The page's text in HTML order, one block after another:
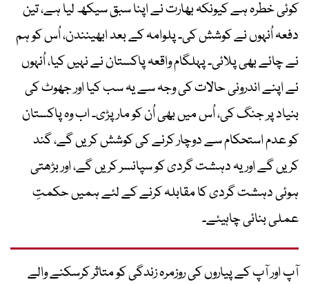
کوئی خطرہ ہے کیونکہ بھارت نے اپنا سبق سیکھ لیا ہے، تین
دفعہ اُنہوں نے کوشش کی۔ پلوامہ کے بعد ابھینندن، اُس کو ہم
نے چائے بھی پلائی۔ پہلگام واقعہ پاکستان نے نہیں کیا، اُنہوں
نے اپنے اندرونی حالات کی وجہ سے یہ سب کیا اور جھوٹ کی
بنیاد پر جنگ کی، اُس میں بھی اُن کو مار پڑی۔ اب وہ پاکستان
کو عدم استحکام سے دوچار کرنے کی کوشش کریں گے، گند
کریں گے اور یہ دہشت گردی کو سپانسر کریں گے، اور بڑھتی
ہوئی دہشت گردی کا مقابلہ کرنے کے لئے ہمیں حکمتِ
عملی بنائی چاہیئے۔
آپ اور آپ کے پیاروں کی روزمرہ زندگی کو متاثر کرسکنے والے